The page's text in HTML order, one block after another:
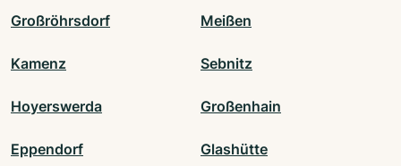
Großröhrsdorf Meißen
Kamenz Sebnitz
Hoyerswerda Großenhain
Eppendorf Glashütte